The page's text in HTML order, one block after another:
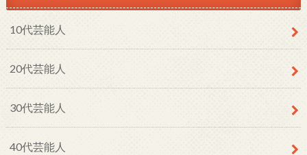
10代芸能人
20代芸能人
30代芸能人
40代芸能人